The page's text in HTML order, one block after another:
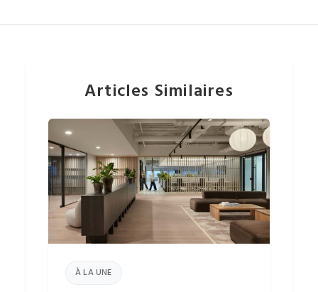
Articles Similaires
À LA UNE